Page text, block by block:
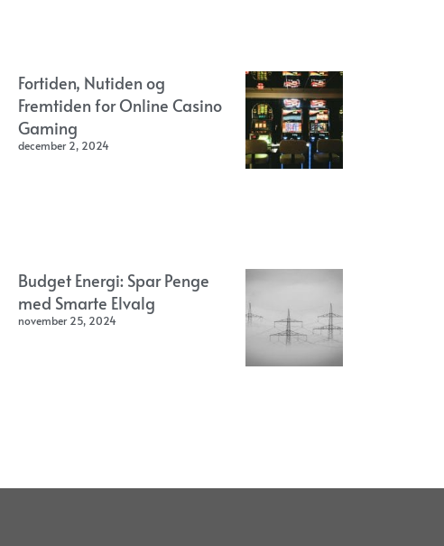
Fortiden, Nutiden og
Fremtiden for Online Casino
Gaming
december 2, 2024
Budget Energi: Spar Penge
med Smarte Elvalg
november 25, 2024